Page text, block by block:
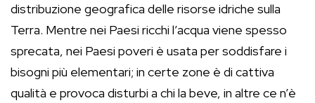
distribuzione geografica delle risorse idriche sulla
Terra. Mentre nei Paesi ricchi l’acqua viene spesso
sprecata, nei Paesi poveri è usata per soddisfare i
bisogni più elementari; in certe zone è di cattiva
qualità e provoca disturbi a chi la beve, in altre ce n’è